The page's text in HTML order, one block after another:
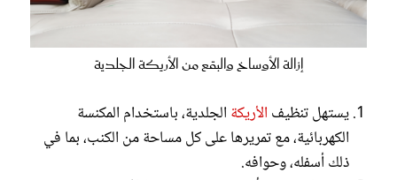
إزالة الأوساخ والبقع من الأريكة الجلدية
يستهل تنظيف الأريكة الجلدية، باستخدام المكنسة
الكهربائية، مع تمريرها على كل مساحة من الكنب، بما في
ذلك أسفله، وحوافه.